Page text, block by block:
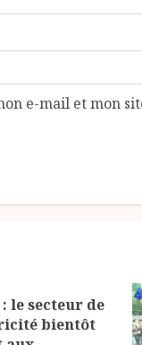
e-mail et mon
le secteur de
bientôt